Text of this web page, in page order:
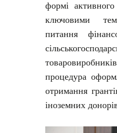
формі
ключовими
питання
процедура
отримання
іноземних